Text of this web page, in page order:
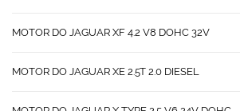
MOTOR DO JAGUAR XF 4.2 V8 DOHC 32V
MOTOR DO JAGUAR XE 2.5T 2.0 DIESEL